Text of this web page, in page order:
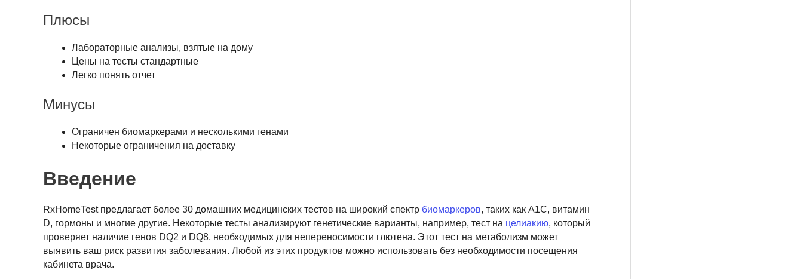
Плюсы
Лабораторные анализы, взятые на дому
Цены на тесты стандартные
Легко понять отчет
Минусы
Ограничен биомаркерами и несколькими генами
Некоторые ограничения на доставку
Введение
RxHomeTest предлагает более 30 домашних медицинских тестов на широкий спектр биомаркеров, таких как A1C, витамин
D, гормоны и многие другие. Некоторые тесты анализируют генетические варианты, например, тест на целиакию, который
проверяет наличие генов DQ2 и DQ8, необходимых для непереносимости глютена. Этот тест на метаболизм может
выявить ваш риск развития заболевания. Любой из этих продуктов можно использовать без необходимости посещения
кабинета врача.